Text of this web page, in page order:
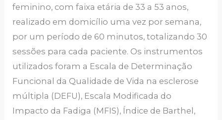
feminino, com faixa etária de 33 a 53 anos,
realizado em domicílio uma vez por semana,
por um período de 60 minutos, totalizando 30
sessões para cada paciente. Os instrumentos
utilizados foram a Escala de Determinação
Funcional da Qualidade de Vida na esclerose
múltipla (DEFU), Escala Modificada do
Impacto da Fadiga (MFIS), Índice de Barthel,